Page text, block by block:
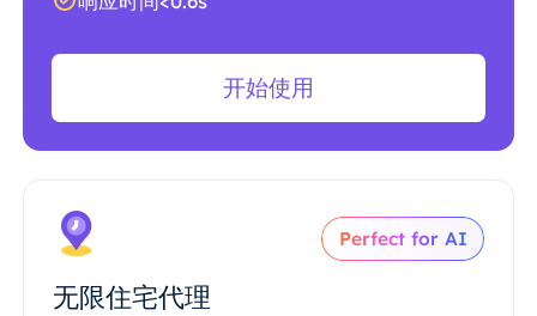
开始使用
Perfect for AI
无限住宅代理